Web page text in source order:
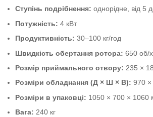
Ступінь подрібнення: однорідне, від 5
Потужність: 4 кВт
Продуктивність: 30–100 кг/год
Швидкість обертання ротора: 650 об/
Розмір приймального отвору: 235 ×
Розміри обладнання (Д × Ш × В): 970
Розміри в упаковці: 1050 × 700 × 1060
Вага: 240 кг